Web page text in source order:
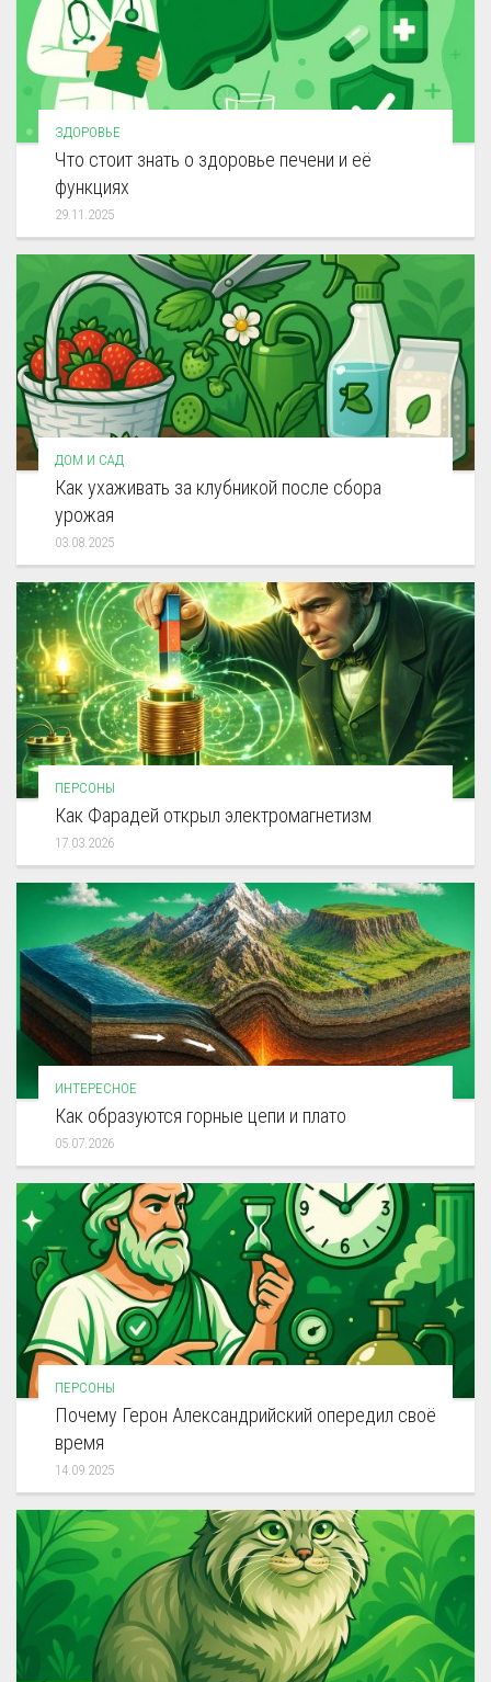
ЗДОРОВЬЕ
Что стоит знать о здоровье печени и её
функциях
29.11.2025
ДОМ И САД
Как ухаживать за клубникой после сбора
урожая
03.08.2025
ПЕРСОНЫ
Как Фарадей открыл электромагнетизм
17.03.2026
ИНТЕРЕСНОЕ
Как образуются горные цепи и плато
05.07.2026
ПЕРСОНЫ
Почему Герон Александрийский опередил своё
время
14.09.2025